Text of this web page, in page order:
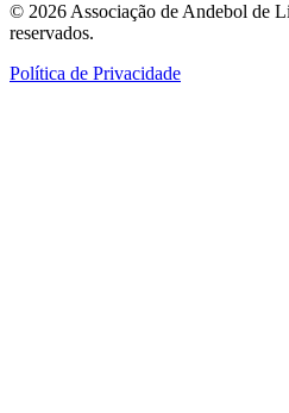
© 2026 Associação de Andebol de
reservados.
Política de Privacidade